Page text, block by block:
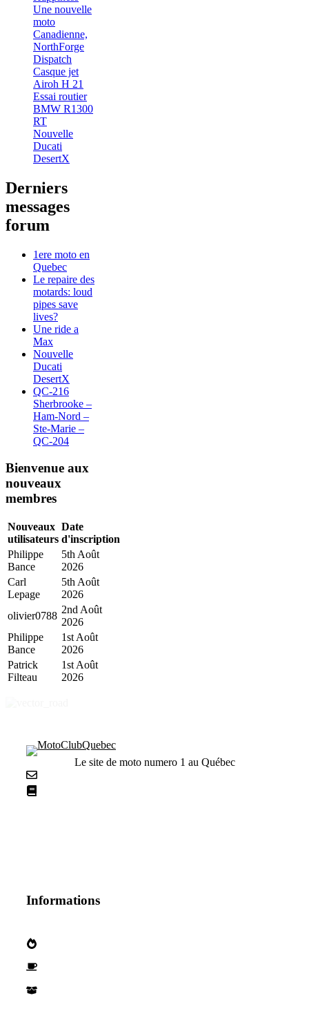
Une nouvelle
moto
Canadienne,
NorthForge
Dispatch
Casque jet
Airoh H 21
Essai routier
BMW R1300
RT
Nouvelle
Ducati
DesertX
Derniers
messages
forum
1ere moto en
Quebec
Le repaire des
motards: loud
pipes save
lives?
Une ride a
Max
Nouvelle
Ducati
DesertX
QC-216
Sherbrooke –
Ham-Nord –
Ste-Marie –
QC-204
Bienvenue aux
nouveaux
membres
Nouveaux
utilisateurs
Date
d'inscription
Philippe
Bance
5th Août
2026
Carl
Lepage
5th Août
2026
olivier0788
2nd Août
2026
Philippe
Bance
1st Août
2026
Patrick
Filteau
1st Août
2026
Le site de moto numero 1 au Québec
Informations